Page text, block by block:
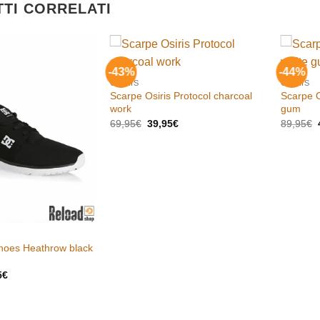
CORRELATI
Heathrow black
€Il
-43%
dei
OSIRIS
Scarpe Osiris Protocol charcoal
work
69,95€ Il
39,95€Il
-44%
OSIRIS
Scarpe
gum
89,95€